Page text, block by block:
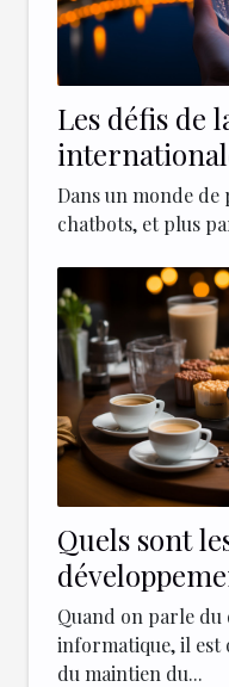
Les défis de
chatbots
Dans un monde de
chatbots, et plus
Quels sont
dans les
d'activité ?
Quand on parle
informatique, il est
du maintien du...